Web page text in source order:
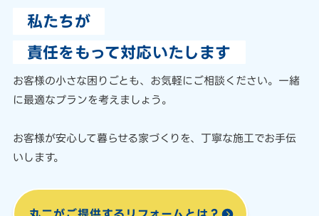
私たちが
責任をもって対応いたします
お客様の小さな困りごとも、 お気軽にご相談ください。 一緒
に最適なプランを考えましょう。
お客様が安心して暮らせる家づくりを、 丁寧な施工でお手伝
いします。